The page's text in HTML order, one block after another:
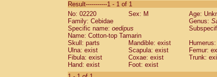
CebidaeSaguinus labiatus(0)
Cebidae Saguinus leucopus (0)
Cebidae
CebidaeSaguinus mystax
Cebidae Saguinus nigricollis (0)
Cebidae Saguinus oedipus
Cebidae Saguinus weddelli
Cebidae Saguinusspp.
Result-----------1 - 1 of 1
No: 02220
Sex: M
Age:
Family: Cebidae
Genus:
Specific name: oedipus
Name: Cotton-top Tamarin
Skull: parts
Mandible: exist
Ulna: exist
Scapula: exist
Femur:
Fibula: exist
Coxae: exist
Trunk:
Hand: exist
Foot: exist